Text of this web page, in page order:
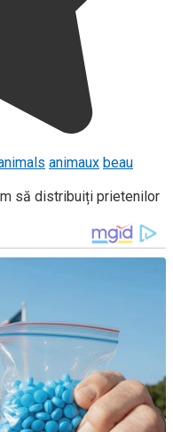
animaux beau
să distribuiți prietenilor